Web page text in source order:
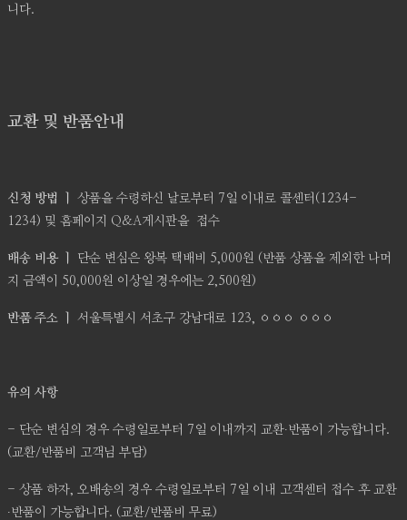
니다.
교환 및 반품안내
신청 방법 ㅣ 상품을 수령하신 날로부터 7일 이내로 콜센터(1234-
1234) 및 홈페이지 Q&A게시판을 접수
배송 비용 ㅣ
단순 변심은 왕복 택배비 5,000원 (반품 상품을 제외한 나머
지 금액이 50,000원 이상일 경우에는 2,500원)
반품 주소 ㅣ 서울특별시 서초구 강남대로 123, ㅇㅇㅇ ㅇㅇㅇ
유의 사항
- 단순 변심의 경우 수령일로부터 7일 이내까지 교환∙반품이 가능합니다.
(교환/반품비 고객님 부담)
- 상품 하자, 오배송의 경우 수령일로부터 7일 이내 고객센터 접수 후 교환
∙반품이 가능합니다. (교환/반품비 무료)